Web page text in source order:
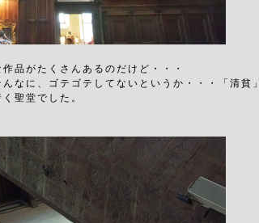
品がたくさんあるのだけど・・・
なに、ゴテゴテしてないというか・・・「清貧」
聖堂でした。